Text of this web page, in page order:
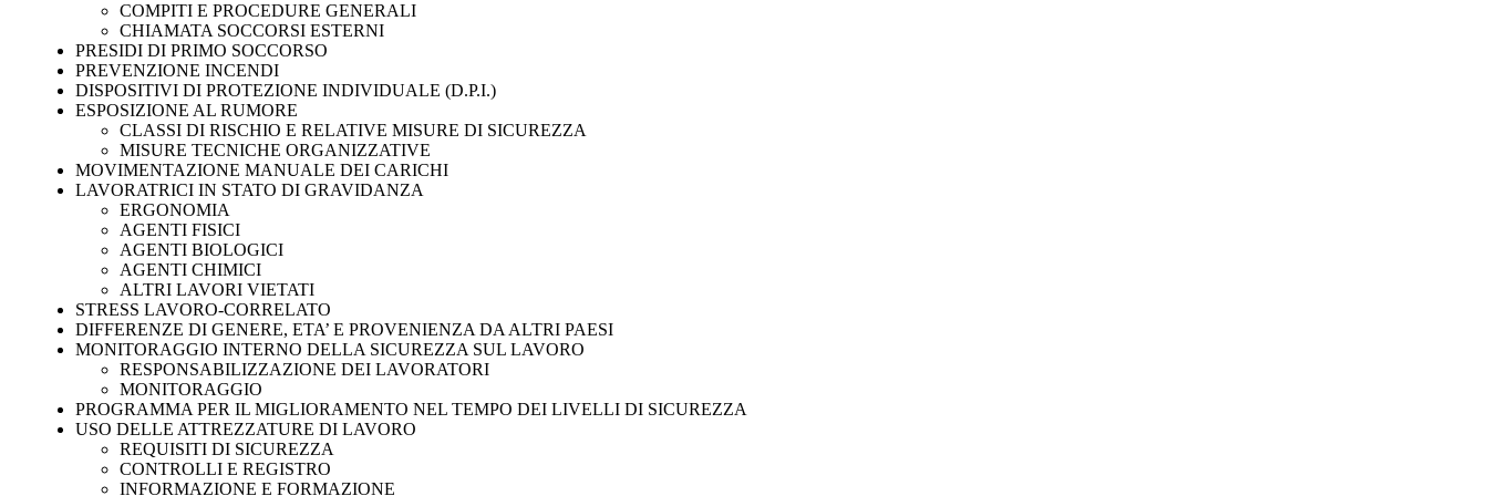
COMPITI E PROCEDURE GENERALI
CHIAMATA SOCCORSI ESTERNI
PRESIDI DI PRIMO SOCCORSO
PREVENZIONE INCENDI
DISPOSITIVI DI PROTEZIONE INDIVIDUALE (D.P.I.)
ESPOSIZIONE AL RUMORE
CLASSI DI RISCHIO E RELATIVE MISURE DI SICUREZZA
MISURE TECNICHE ORGANIZZATIVE
MOVIMENTAZIONE MANUALE DEI CARICHI
LAVORATRICI IN STATO DI GRAVIDANZA
ERGONOMIA
AGENTI FISICI
AGENTI BIOLOGICI
AGENTI CHIMICI
ALTRI LAVORI VIETATI
STRESS LAVORO-CORRELATO
DIFFERENZE DI GENERE, ETA’ E PROVENIENZA DA ALTRI PAESI
MONITORAGGIO INTERNO DELLA SICUREZZA SUL LAVORO
RESPONSABILIZZAZIONE DEI LAVORATORI
MONITORAGGIO
PROGRAMMA PER IL MIGLIORAMENTO NEL TEMPO DEI LIVELLI DI SICUREZZA
USO DELLE ATTREZZATURE DI LAVORO
REQUISITI DI SICUREZZA
CONTROLLI E REGISTRO
INFORMAZIONE E FORMAZIONE